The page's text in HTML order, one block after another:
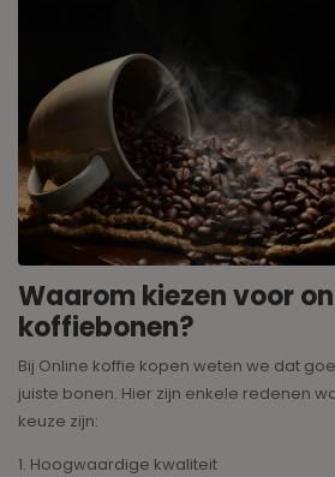
Waarom kiezen voor
koffiebonen?
Bij Online koffie kopen weten we dat
juiste bonen. Hier zijn enkele redenen
keuze zijn:
1. Hoogwaardige kwaliteit